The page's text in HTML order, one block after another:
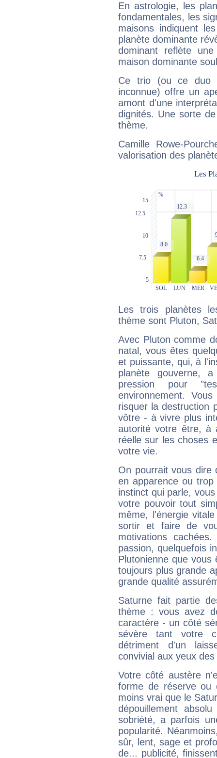
En astrologie, les
fondamentales, les
maisons indiquent
planète dominante
dominant reflète
maison dominante
Ce trio (ou ce duo
inconnue) offre un
amont d'une
dignités. Une sorte
thème.
Camille Rowe-
valorisation des
Les trois planètes
thème sont Pluton,
Avec Pluton comme
natal, vous êtes
et puissante, qui, à
planète gouverne,
pression pour
environnement.
risquer la destruction
vôtre - à vivre plus
autorité votre être, à
réelle sur les choses
votre vie.
On pourrait vous dire
en apparence ou
instinct qui parle,
votre pouvoir tout
même, l'énergie
sortir et faire de
motivations
passion, quelquefois
Plutonienne que
toujours plus grande
grande qualité
Saturne fait partie
thème : vous avez
caractère - un côté
sévère tant votre
détriment d'un
convivial aux yeux
Votre côté austère
forme de réserve
moins vrai que le
dépouillement
sobriété, a parfois
popularité.
sûr, lent, sage et
de... publicité,